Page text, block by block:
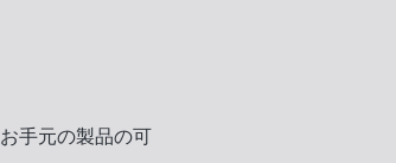
手元の製品の可